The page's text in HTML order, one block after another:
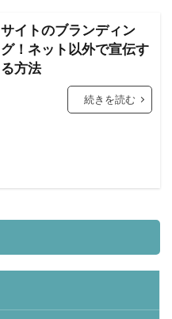
サイトのブランディン
グ！ネット以外で宣伝す
る方法
続きを読む